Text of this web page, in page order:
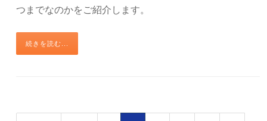
つまでなのかをご紹介します。
続きを読む...